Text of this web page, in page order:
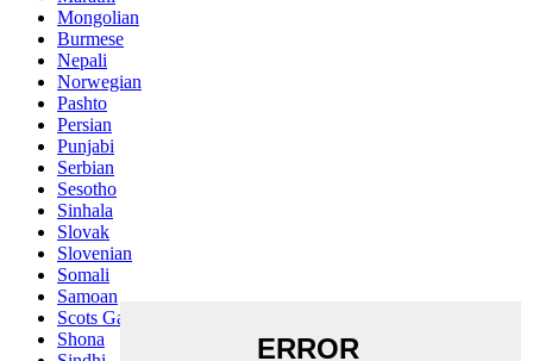
Mongolian
Burmese
Nepali
Norwegian
Pashto
Persian
Punjabi
Serbian
Sesotho
Sinhala
Slovak
Slovenian
Somali
Samoan
Scots Gaelic
Shona